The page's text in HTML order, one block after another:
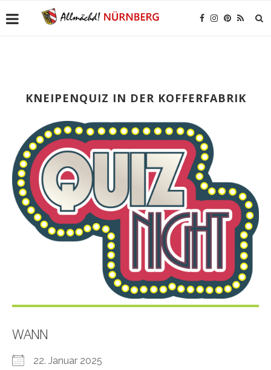
KNEIPENQUIZ IN DER KOFFERFABRIK
WANN
22. Januar 2025